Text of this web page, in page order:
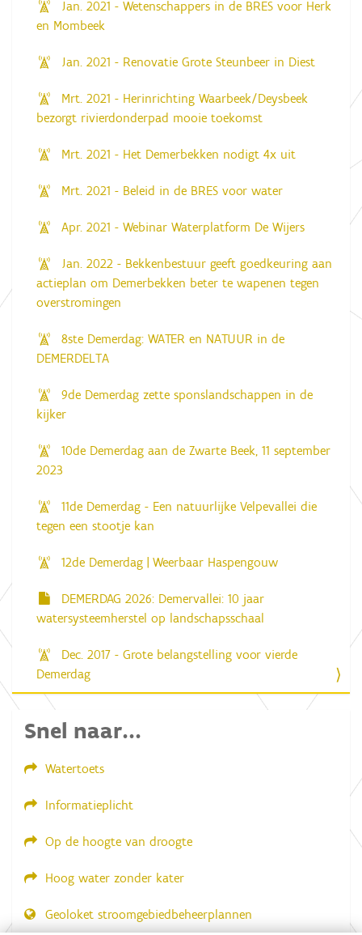
Jan. 2021 - Wetenschappers in de BRES voor Herk
en Mombeek
Jan. 2021 - Renovatie Grote Steunbeer in Diest
Mrt. 2021 - Herinrichting Waarbeek/Deysbeek
bezorgt rivierdonderpad mooie toekomst
Mrt. 2021 - Het Demerbekken nodigt 4x uit
Mrt. 2021 - Beleid in de BRES voor water
Apr. 2021 - Webinar Waterplatform De Wijers
Jan. 2022 - Bekkenbestuur geeft goedkeuring aan
actieplan om Demerbekken beter te wapenen tegen
overstromingen
8ste Demerdag: WATER en NATUUR in de
DEMERDELTA
9de Demerdag zette sponslandschappen in de
kijker
10de Demerdag aan de Zwarte Beek, 11 september
2023
11de Demerdag - Een natuurlijke Velpevallei die
tegen een stootje kan
12de Demerdag | Weerbaar Haspengouw
DEMERDAG 2026: Demervallei: 10 jaar
watersysteemherstel op landschapsschaal
Dec. 2017 - Grote belangstelling voor vierde
Demerdag
Snel naar...
Watertoets
Informatieplicht
Op de hoogte van droogte
Hoog water zonder kater
Geoloket stroomgebiedbeheerplannen